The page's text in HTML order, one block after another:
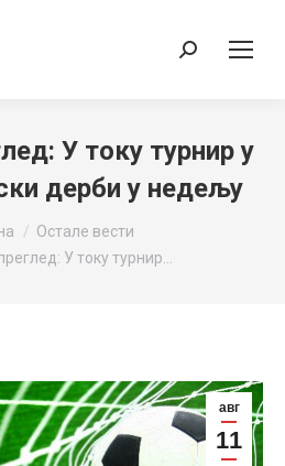
Search:
У току турнир у
дерби у недељу
Остале вести
У току турнир…
авг
11